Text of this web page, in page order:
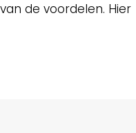
de voordelen. Hier